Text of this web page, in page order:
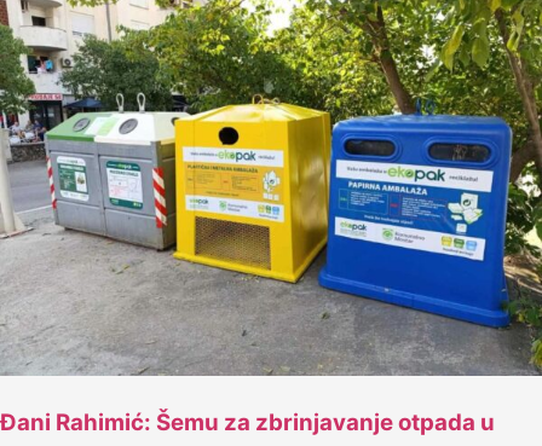
Đani Rahimić: Šemu za zbrinjavanje otpada u